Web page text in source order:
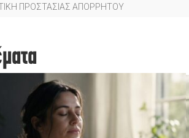
ΠΡΟΣΤΑΣΙΑΣ ΑΠΟΡΡΗΤΟΥ